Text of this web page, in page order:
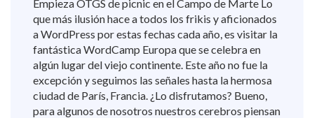
Empieza OTGS de picnic en el Campo de Marte Lo
que más ilusión hace a todos los frikis y aficionados
a WordPress por estas fechas cada año, es visitar la
fantástica WordCamp Europa que se celebra en
algún lugar del viejo continente. Este año no fue la
excepción y seguimos las señales hasta la hermosa
ciudad de París, Francia. ¿Lo disfrutamos? Bueno,
para algunos de nosotros nuestros cerebros piensan